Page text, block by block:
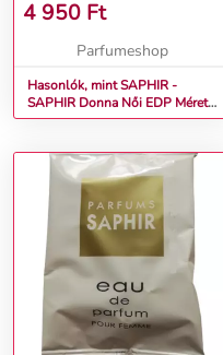
4 950 Ft
Parfumeshop
Hasonlók, mint SAPHIR -
SAPHIR Donna Női EDP Méret:
50 ml